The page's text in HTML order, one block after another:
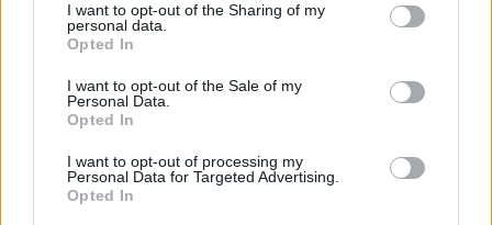
I want to opt-out of the Sharing of my
personal data.
Opted In
I want to opt-out of the Sale of my
Personal Data.
Opted In
I want to opt-out of processing my
Personal Data for Targeted Advertising.
Opted In
Krónika
régi személyi?
Székely Sport